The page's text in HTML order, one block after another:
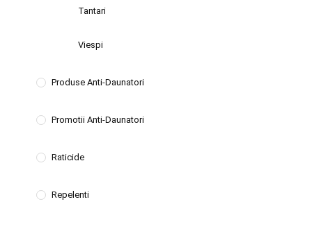
Tantari
Viespi
Produse Anti-Daunatori
Promotii Anti-Daunatori
Raticide
Repelenti